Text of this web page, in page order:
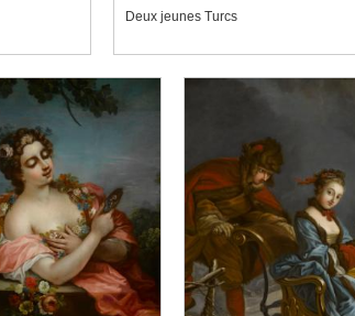
Deux jeunes Turcs